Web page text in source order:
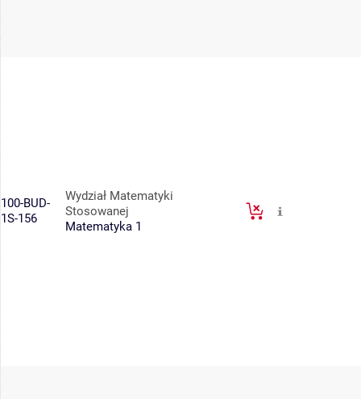
100-BUD-
1S-156
Wydział Matematyki
Stosowanej
Matematyka 1